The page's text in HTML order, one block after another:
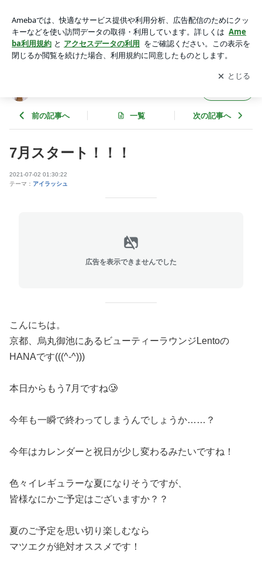
アプリをダウンロードして ブログの更新通知
を受け取りまし
ょう。
開く
前の記事へ 一覧 次の記事へ
7月スタート！！！
2021-07-02 01:30:22
テーマ： アイラッシュ
広告を表示できませんでした
こんにちは。
京都、烏丸御池にあるビューティーラウンジLentoの
HANAです(((^-^)))
本日からもう7月ですね🥲
今年も一瞬で終わってしまうんでしょうか……？
今年はカレンダーと祝日が少し変わるみたいですね！
色々イレギュラーな夏になりそうですが、
皆様なにかご予定はございますか？？
夏のご予定を思い切り楽しむなら
マツエクが絶対オススメです！